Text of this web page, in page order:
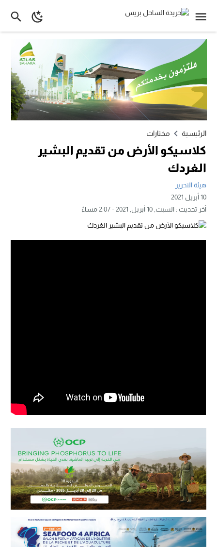
الرئيسية مختارات
كلاسيكو الأرض من تقديم البشير
الغردك
هيئة التحرير
10 أبريل 2021
آخر تحديث :السبت, 10 أبريل, 2021 - 2:07 مساءً